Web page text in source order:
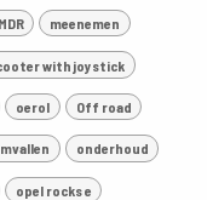
MDR meenemen
with joystick
oerol Off road
onderhoud
opel rocks e